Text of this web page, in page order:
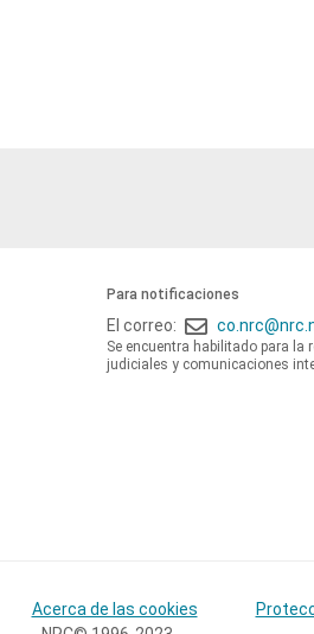
Para notificaciones
El correo:
Se encuentra habilitado para la
judiciales y comunicaciones
Acerca de las cookies